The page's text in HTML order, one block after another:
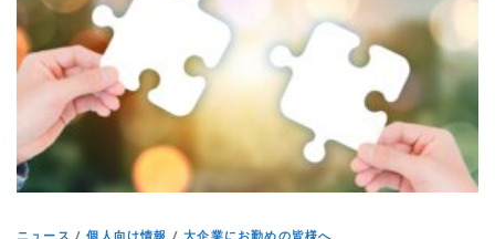
ニュース /個人向け情報 /大企業にお勤めの皆様へ